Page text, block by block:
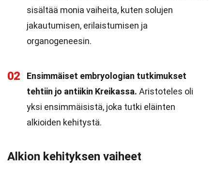
sisältää monia vaiheita, kuten solujen
jakautumisen, erilaistumisen ja
organogeneesin.
02
Ensimmäiset embryologian tutkimukset
tehtiin jo antiikin Kreikassa. Aristoteles oli
yksi ensimmäisistä, joka tutki eläinten
alkioiden kehitystä.
Alkion kehityksen vaiheet